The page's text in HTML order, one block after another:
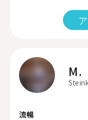
M.
流暢